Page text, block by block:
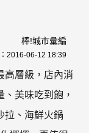
棒!城市彙編
2016-06-12 18:39
高層級，店內消
美味吃到飽，
拉、海鮮火鍋